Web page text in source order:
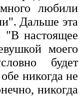
любили
Дальше эта
настоящее
моего
будет
никогда не
никогда